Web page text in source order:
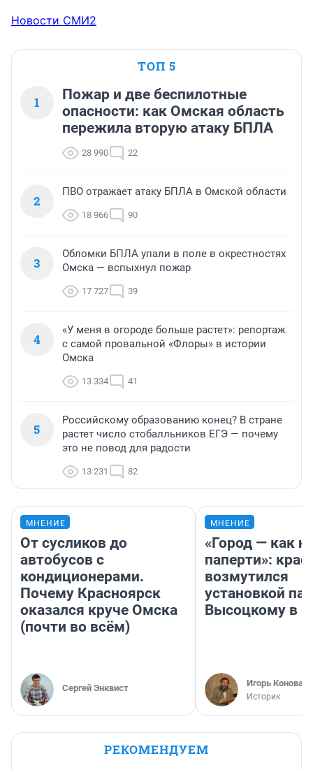
Новости СМИ2
ТОП 5
1
Пожар и две беспилотные
опасности: как Омская область
пережила вторую атаку БПЛА
28 990 22
2
ПВО отражает атаку БПЛА в Омской области
18 966 90
3
Обломки БПЛА упали в поле в окрестностях
Омска — вспыхнул пожар
17 727 39
4
«У меня в огороде больше растет»: репортаж
с самой провальной «Флоры» в истории
Омска
13 334 41
5
Российскому образованию конец? В стране
растет число стобалльников ЕГЭ — почему
это не повод для радости
13 231 82
МНЕНИЕ
От сусликов до
автобусов с
кондиционерами.
Почему Красноярск
оказался круче Омска
(почти во всём)
Сергей Энквист
МНЕНИЕ
«Город — как
паперти»:
возмутился
установкой
Высоцкому в
Игорь
Историк
РЕКОМЕНДУЕМ